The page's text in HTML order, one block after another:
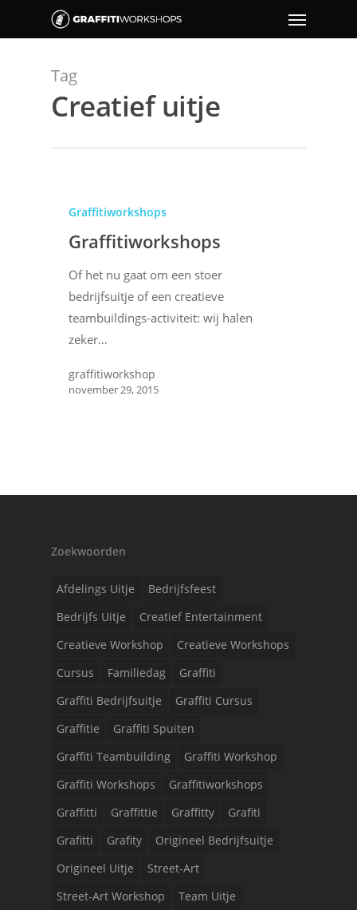
Tag
Creatief uitje
Graffitiworkshops
Graffitiworkshops
Of het nu gaat om een stoer
bedrijfsuitje of een creatieve
teambuildings-activiteit: wij halen
zeker…
graffitiworkshop
november 29, 2015
Zoekwoorden
Afdelings Uitje
Bedrijfsfeest
Bedrijfs Uitje
Creatief Entertainment
Creatieve Workshop
Creatieve Workshops
Cursus
Familiedag
Graffiti
Graffiti Bedrijfsuitje
Graffiti Cursus
Graffitie
Graffiti Spuiten
Graffiti Teambuilding
Graffiti Workshop
Graffiti Workshops
Graffitiworkshops
Graffitti
Graffittie Graffitty
Grafiti
Grafitti
Grafity
Origineel Bedrijfsuitje
Origineel Uitje
Street-Art
Street-Art Workshop
Team Uitje